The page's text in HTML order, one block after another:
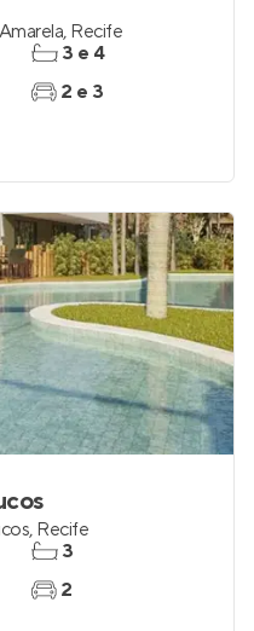
, Recife
3 e 4
2 e 3
, Recife
3
2